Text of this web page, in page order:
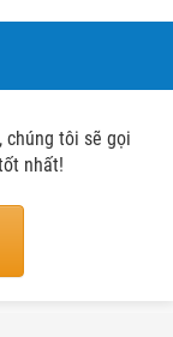
chúng tôi sẽ gọi
nhất!